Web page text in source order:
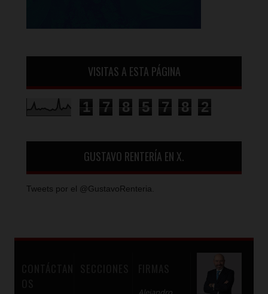
VISITAS A ESTA PÁGINA
1 7 8 5 7 8 2
GUSTAVO RENTERÍA EN X.
Tweets por el @GustavoRenteria.